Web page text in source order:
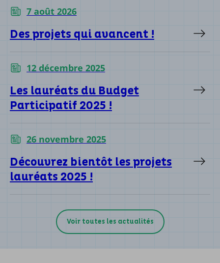
7 août 2026
Des projets qui avancent !
12 décembre 2025
Les lauréats du Budget
Participatif 2025 !
26 novembre 2025
Découvrez bientôt les projets
lauréats 2025 !
Voir toutes les actualités